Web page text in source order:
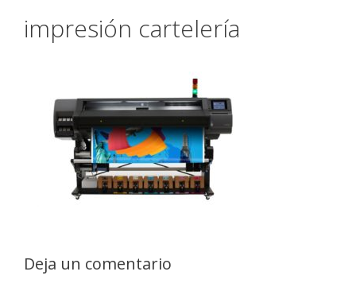
impresión cartelería
Deja un comentario